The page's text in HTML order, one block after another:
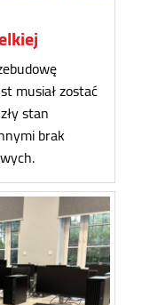
musiał zostać
stan
brak